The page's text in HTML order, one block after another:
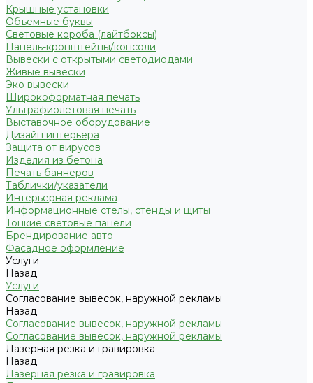
Крышные установки
Объемные буквы
Световые короба (лайтбоксы)
Панель-кронштейны/консоли
Вывески с открытыми светодиодами
Живые вывески
Эко вывески
Широкоформатная печать
Ультрафиолетовая печать
Выставочное оборудование
Дизайн интерьера
Защита от вирусов
Изделия из бетона
Печать баннеров
Таблички/указатели
Интерьерная реклама
Информационные стелы, стенды и щиты
Тонкие световые панели
Брендирование авто
Фасадное оформление
Услуги
Назад
Услуги
Согласование вывесок, наружной рекламы
Назад
Согласование вывесок, наружной рекламы
Согласование вывесок, наружной рекламы
Лазерная резка и гравировка
Назад
Лазерная резка и гравировка